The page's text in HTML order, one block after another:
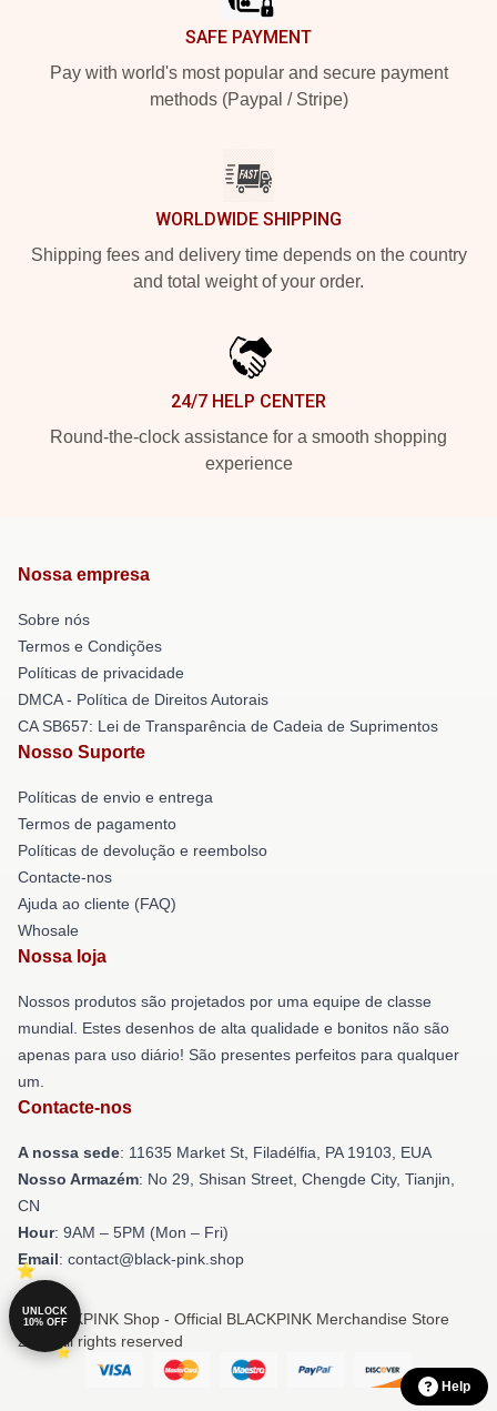
SAFE PAYMENT
Pay with world's most popular and secure payment
methods (Paypal / Stripe)
WORLDWIDE SHIPPING
Shipping fees and delivery time depends on the country
and total weight of your order.
24/7 HELP CENTER
Round-the-clock assistance for a smooth shopping
experience
Nossa empresa
Sobre nós
Termos e Condições
Políticas de privacidade
DMCA - Política de Direitos Autorais
CA SB657: Lei de Transparência de Cadeia de Suprimentos
Nosso Suporte
Políticas de envio e entrega
Termos de pagamento
Políticas de devolução e reembolso
Contacte-nos
Ajuda ao cliente (FAQ)
Whosale
Nossa loja
Nossos produtos são projetados por uma equipe de classe
mundial. Estes desenhos de alta qualidade e bonitos não são
apenas para uso diário! São presentes perfeitos para qualquer
um.
Contacte-nos
A nossa sede: 11635 Market St, Filadélfia, PA 19103, EUA
Nosso Armazém: No 29, Shisan Street, Chengde City, Tianjin,
CN
Hour: 9AM – 5PM (Mon – Fri)
Email: contact@black-pink.shop
© BLACKPINK Shop - Official BLACKPINK Merchandise Store
2026 all rights reserved
Help
UNLOCK
10% OFF